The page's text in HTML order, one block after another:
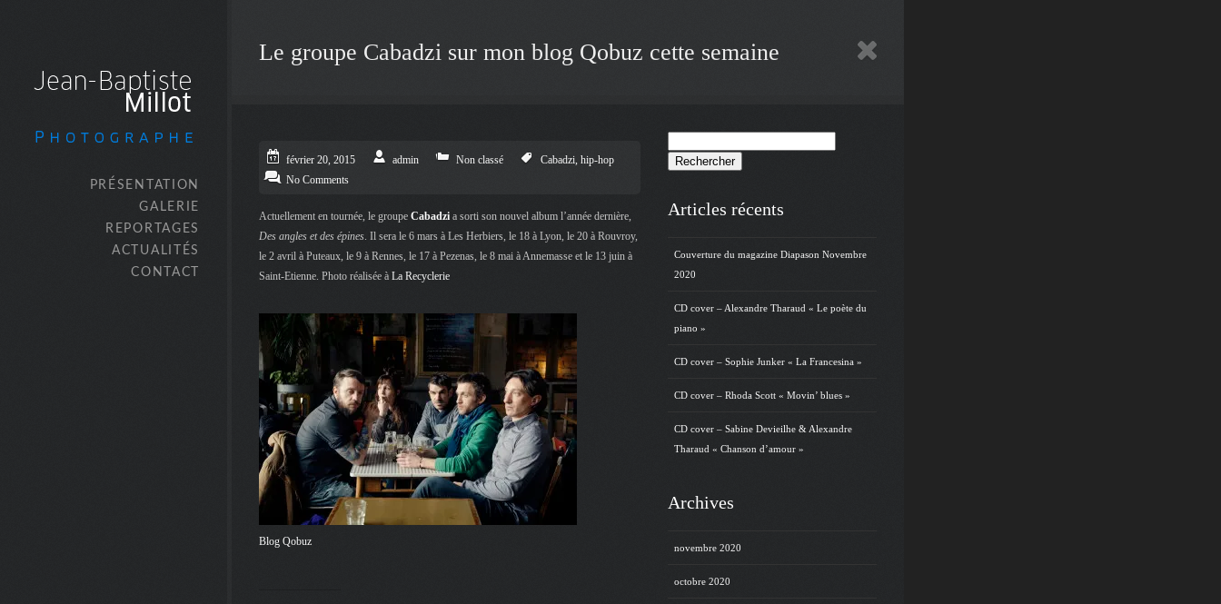
PRÉSENTATION
GALERIE
REPORTAGES
ACTUALITÉS
CONTACT
Le groupe Cabadzi sur mon blog Qobuz cette semaine
Articles récents
Couverture du magazine Diapason Novembre
2020
CD cover – Alexandre Tharaud « Le poète du
piano »
CD cover – Sophie Junker « La Francesina »
CD cover – Rhoda Scott « Movin’ blues »
CD cover – Sabine Devieilhe & Alexandre
Tharaud « Chanson d’amour »
Archives
novembre 2020
octobre 2020
février 20, 2015 admin Non classé Cabadzi, hip-hop
No Comments
Actuellement en tournée, le groupe Cabadzi a sorti son nouvel album l’année dernière,
Des angles et des épines. Il sera le 6 mars à Les Herbiers, le 18 à Lyon, le 20 à Rouvroy,
le 2 avril à Puteaux, le 9 à Rennes, le 17 à Pezenas, le 8 mai à Annemasse et le 13 juin à
Saint-Etienne. Photo réalisée à La Recyclerie
Blog Qobuz